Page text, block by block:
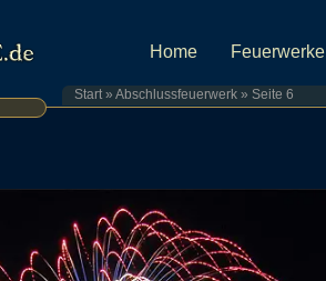
Home Feuerwerke
Start» Abschlussfeuerwerk» Seite 6